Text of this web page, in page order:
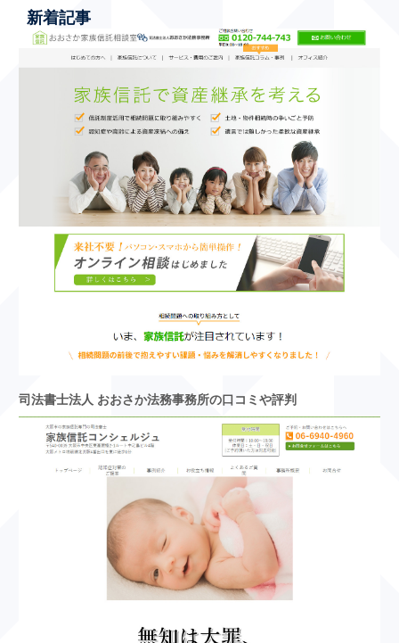
新着記事
司法書士法人 おおさか法務事務所の口コミや評判